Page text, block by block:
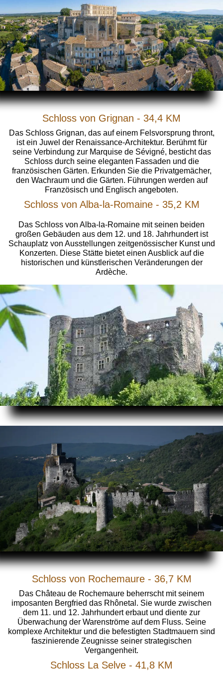
Schloss von Grignan - 34,4 KM
Das Schloss Grignan, das auf einem Felsvorsprung thront,
ist ein Juwel der Renaissance-Architektur. Berühmt für
seine Verbindung zur Marquise de Sévigné, besticht das
Schloss durch seine eleganten Fassaden und die
französischen Gärten. Erkunden Sie die Privatgemächer,
den Wachraum und die Gärten. Führungen werden auf
Französisch und Englisch angeboten.
Schloss von Alba-la-Romaine - 35,2 KM
Das Schloss von Alba-la-Romaine mit seinen beiden
großen Gebäuden aus dem 12. und 18. Jahrhundert ist
Schauplatz von Ausstellungen zeitgenössischer Kunst und
Konzerten. Diese Stätte bietet einen Ausblick auf die
historischen und künstlerischen Veränderungen der
Ardèche.
Schloss von Rochemaure - 36,7 KM
Das Château de Rochemaure beherrscht mit seinem
imposanten Bergfried das Rhônetal. Sie wurde zwischen
dem 11. und 12. Jahrhundert erbaut und diente zur
Überwachung der Warenströme auf dem Fluss. Seine
komplexe Architektur und die befestigten Stadtmauern sind
faszinierende Zeugnisse seiner strategischen
Vergangenheit.
Schloss La Selve - 41,8 KM